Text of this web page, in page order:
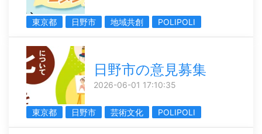
東京都 日野市 地域共創 POLIPOLI
日野市の意見募集
2026-06-01 17:10:35
東京都 日野市 芸術文化 POLIPOLI